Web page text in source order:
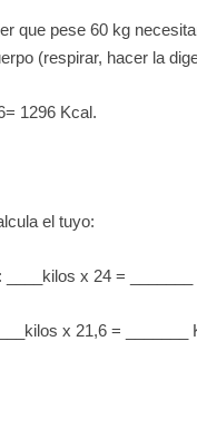
que pese 60 kg
(respirar, hacer la
1296 Kcal.
el tuyo:
____kilos x 24 =
x 21,6 = _______